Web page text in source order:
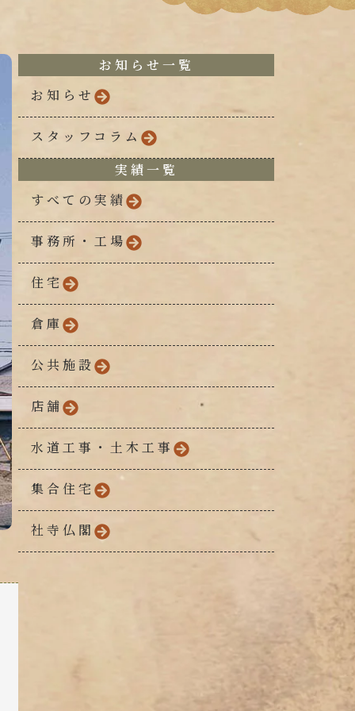
お知らせ一覧
お知らせ
スタッフコラム
実績一覧
すべての実績
事務所・工場
住宅
倉庫
公共施設
店舗
水道工事・土木工事
集合住宅
社寺仏閣